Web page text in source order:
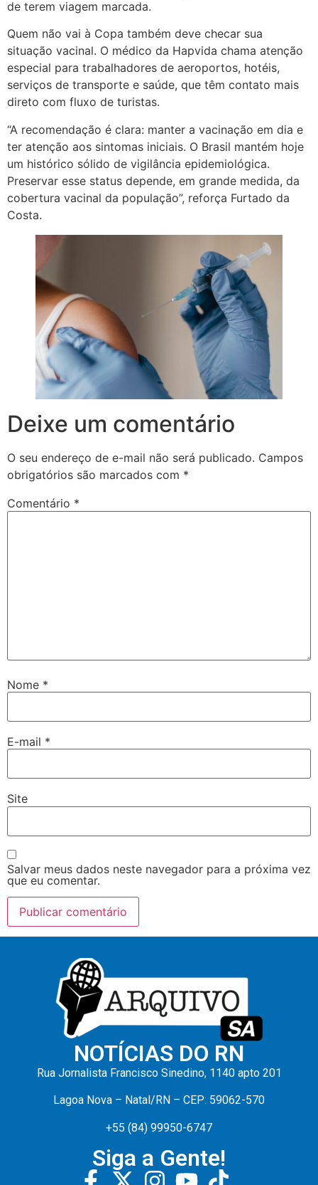
de terem viagem marcada.
Quem não vai à Copa também deve checar sua
situação vacinal. O médico da Hapvida chama atenção
especial para trabalhadores de aeroportos, hotéis,
serviços de transporte e saúde, que têm contato mais
direto com fluxo de turistas.
“A recomendação é clara: manter a vacinação em dia e
ter atenção aos sintomas iniciais. O Brasil mantém hoje
um histórico sólido de vigilância epidemiológica.
Preservar esse status depende, em grande medida, da
cobertura vacinal da população”, reforça Furtado da
Costa.
Deixe um comentário
O seu endereço de e-mail não será publicado. Campos
obrigatórios são marcados com *
Comentário *
Nome *
E-mail *
Site
Salvar meus dados neste navegador para a próxima vez
que eu comentar.
NOTÍCIAS DO RN
Rua Jornalista Francisco Sinedino, 1140 apto 201
Lagoa Nova – Natal/RN – CEP: 59062-570
+55 (84) 99950-6747
Siga a Gente!